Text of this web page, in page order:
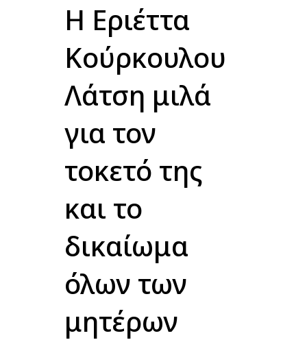
Η Εριέττα
Κούρκουλου
Λάτση μιλά
για τον
τοκετό της
και το
δικαίωμα
όλων των
μητέρων